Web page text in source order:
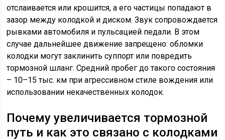
отслаивается или крошится, а его частицы попадают в
зазор между колодкой и диском. Звук сопровождается
рывками автомобиля и пульсацией педали. В этом
случае дальнейшее движение запрещено: обломки
колодки могут заклинить суппорт или повредить
тормозной шланг. Средний пробег до такого состояния
– 10–15 тыс. км при агрессивном стиле вождения или
использовании некачественных колодок.
Почему увеличивается тормозной
путь и как это связано с колодками